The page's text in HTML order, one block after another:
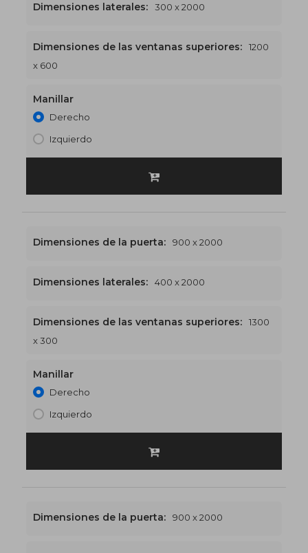
1200 x 2600€525
Dimensiones laterales: 300 x 2000
Dimensiones de las ventanas superiores:
1200
x 600
Manillar
Derecho
Izquierdo
1300 x 2300€522
Dimensiones de la puerta: 900 x 2000
Dimensiones laterales: 400 x 2000
Dimensiones de las ventanas superiores:
1300
x 300
Manillar
Derecho
Izquierdo
Dimensiones de la puerta: 900 x 2000